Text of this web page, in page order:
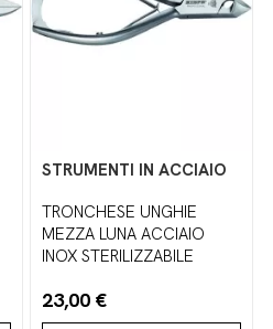
STRUMENTI IN ACCIAIO
TRONCHESE UNGHIE
MEZZA LUNA ACCIAIO
INOX STERILIZZABILE
23,00 €